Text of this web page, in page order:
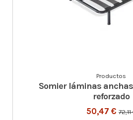
Productos
Somier láminas
reforzado
50,47 € 72,11